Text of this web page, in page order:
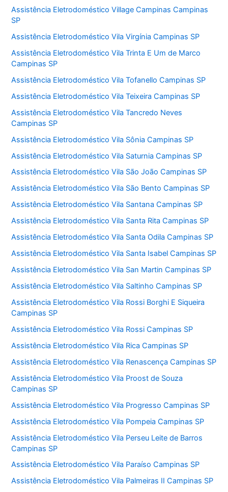
Assistência Eletrodoméstico Village Campinas Campinas
SP
Assistência Eletrodoméstico Vila Virgínia Campinas SP
Assistência Eletrodoméstico Vila Trinta E Um de Marco
Campinas SP
Assistência Eletrodoméstico Vila Tofanello Campinas SP
Assistência Eletrodoméstico Vila Teixeira Campinas SP
Assistência Eletrodoméstico Vila Tancredo Neves
Campinas SP
Assistência Eletrodoméstico Vila Sônia Campinas SP
Assistência Eletrodoméstico Vila Saturnia Campinas SP
Assistência Eletrodoméstico Vila São João Campinas SP
Assistência Eletrodoméstico Vila São Bento Campinas SP
Assistência Eletrodoméstico Vila Santana Campinas SP
Assistência Eletrodoméstico Vila Santa Rita Campinas SP
Assistência Eletrodoméstico Vila Santa Odila Campinas SP
Assistência Eletrodoméstico Vila Santa Isabel Campinas SP
Assistência Eletrodoméstico Vila San Martin Campinas SP
Assistência Eletrodoméstico Vila Saltinho Campinas SP
Assistência Eletrodoméstico Vila Rossi Borghi E Siqueira
Campinas SP
Assistência Eletrodoméstico Vila Rossi Campinas SP
Assistência Eletrodoméstico Vila Rica Campinas SP
Assistência Eletrodoméstico Vila Renascença Campinas SP
Assistência Eletrodoméstico Vila Proost de Souza
Campinas SP
Assistência Eletrodoméstico Vila Progresso Campinas SP
Assistência Eletrodoméstico Vila Pompeia Campinas SP
Assistência Eletrodoméstico Vila Perseu Leite de Barros
Campinas SP
Assistência Eletrodoméstico Vila Paraíso Campinas SP
Assistência Eletrodoméstico Vila Palmeiras II Campinas SP